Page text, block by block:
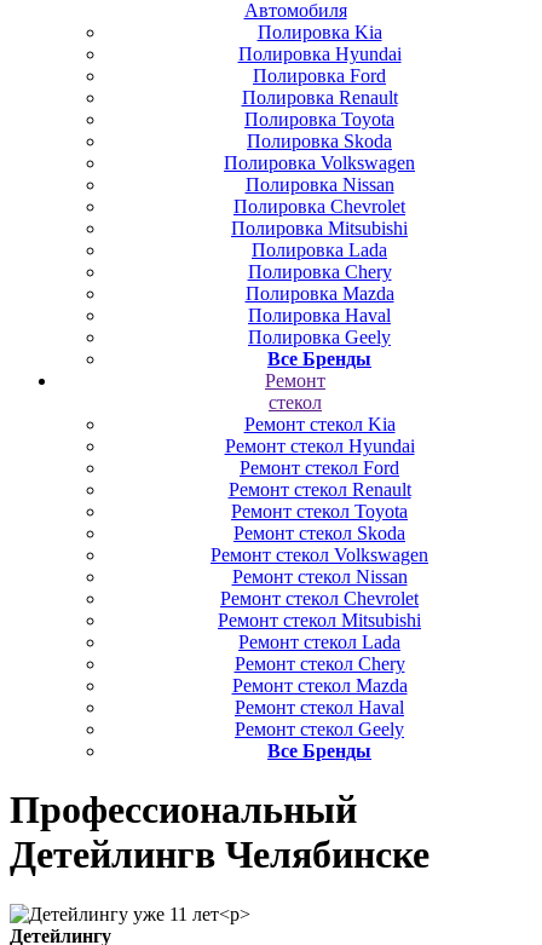
Автомобиля
Полировка Kia
Полировка Hyundai
Полировка Ford
Полировка Renault
Полировка Toyota
Полировка Skoda
Полировка Volkswagen
Полировка Nissan
Полировка Chevrolet
Полировка Mitsubishi
Полировка Lada
Полировка Chery
Полировка Mazda
Полировка Haval
Полировка Geely
Все Бренды
Ремонт
стекол
Ремонт стекол Kia
Ремонт стекол Hyundai
Ремонт стекол Ford
Ремонт стекол Renault
Ремонт стекол Toyota
Ремонт стекол Skoda
Ремонт стекол Volkswagen
Ремонт стекол Nissan
Ремонт стекол Chevrolet
Ремонт стекол Mitsubishi
Ремонт стекол Lada
Ремонт стекол Chery
Ремонт стекол Mazda
Ремонт стекол Haval
Ремонт стекол Geely
Все Бренды
Профессиональный
Детейлингв Челябинске
Детейлингу